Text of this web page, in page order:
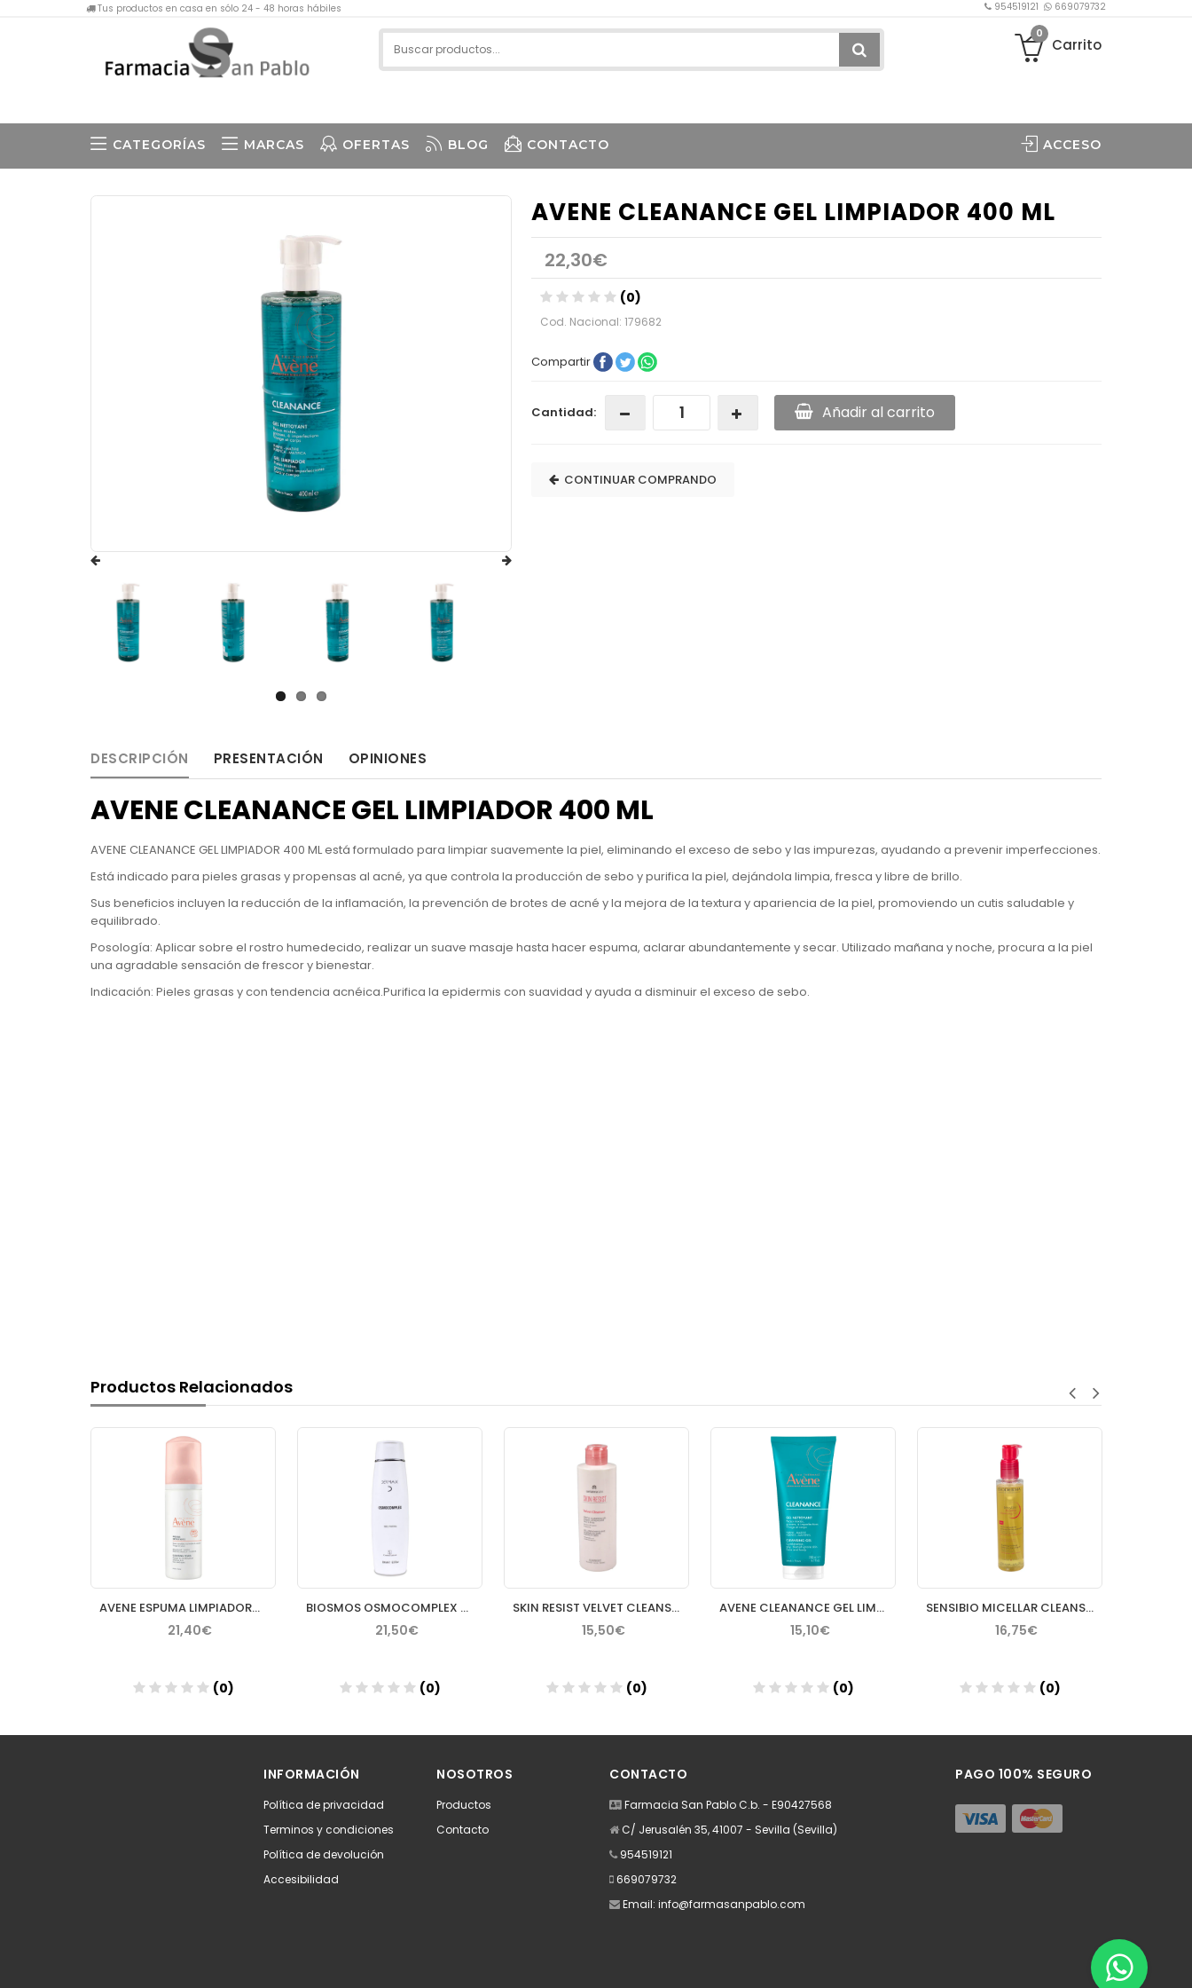
Tus productos en casa en sólo 24 - 48 horas hábiles 954519121 669079732
0
Carrito
CATEGORÍAS MARCAS OFERTAS BLOG CONTACTO ACCESO
AVENE CLEANANCE GEL LIMPIADOR 400 ML
22,30€
(0)
Cod. Nacional: 179682
Compartir
Cantidad: Añadir al carrito
CONTINUAR COMPRANDO
DESCRIPCIÓN PRESENTACIÓN OPINIONES
AVENE CLEANANCE GEL LIMPIADOR 400 ML
AVENE CLEANANCE GEL LIMPIADOR 400 ML está formulado para limpiar suavemente la piel, eliminando el exceso de sebo y las impurezas, ayudando a prevenir imperfecciones.
Está indicado para pieles grasas y propensas al acné, ya que controla la producción de sebo y purifica la piel, dejándola limpia, fresca y libre de brillo.
Sus beneficios incluyen la reducción de la inflamación, la prevención de brotes de acné y la mejora de la textura y apariencia de la piel, promoviendo un cutis saludable y
equilibrado.
Posología: Aplicar sobre el rostro humedecido, realizar un suave masaje hasta hacer espuma, aclarar abundantemente y secar. Utilizado mañana y noche, procura a la piel
una agradable sensación de frescor y bienestar.
Indicación: Pieles grasas y con tendencia acnéica.Purifica la epidermis con suavidad y ayuda a disminuir el exceso de sebo.
Productos Relacionados
AVENE ESPUMA LIMPIADORA 150 ML
21,40€
(0)
BIOSMOS OSMOCOMPLEX GEL FACIAL 200 ML
21,50€
(0)
SKIN RESIST VELVET CLEANSER 200 ML
15,50€
(0)
AVENE CLEANANCE GEL LIMPIADOR 200 ML
15,10€
(0)
SENSIBIO MICELLAR CLEANSING OIL BIODERMA 150 ML
16,75€
(0)
INFORMACIÓN
Política de privacidad
Terminos y condiciones
Política de devolución
Accesibilidad
NOSOTROS
Productos
Contacto
CONTACTO
Farmacia San Pablo C.b. - E90427568
C/ Jerusalén 35, 41007 - Sevilla (Sevilla)
954519121
669079732
Email: info@farmasanpablo.com
PAGO 100% SEGURO